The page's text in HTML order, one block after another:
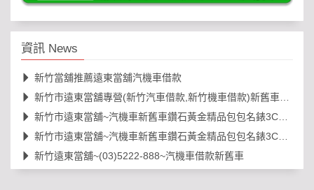
資訊 News
新竹當舖推薦遠東當舖汽機車借款
新竹市遠東當舖專營(新竹汽車借款,新竹機車借款)新舊車借錢
新竹市遠東當舖~汽機車新舊車鑽石黃金精品包包名錶3C借款等
新竹市遠東當舖~汽機車新舊車鑽石黃金精品包包名錶3C借款等
新竹遠東當舖~(03)5222-888~汽機車借款新舊車